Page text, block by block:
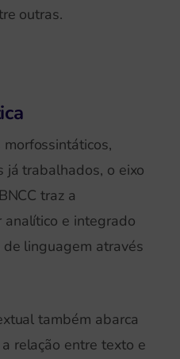
outras.
já trabalhados, o eixo
traz a
e integrado
linguagem através
também abarca
relação entre texto e